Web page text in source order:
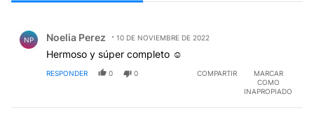
NP Noelia Perez 10 DE NOVIEMBRE DE 2022
Hermoso y súper completo ☺️
RESPONDER 0 0 COMPARTIR
MARCAR
COMO
INAPROPIADO